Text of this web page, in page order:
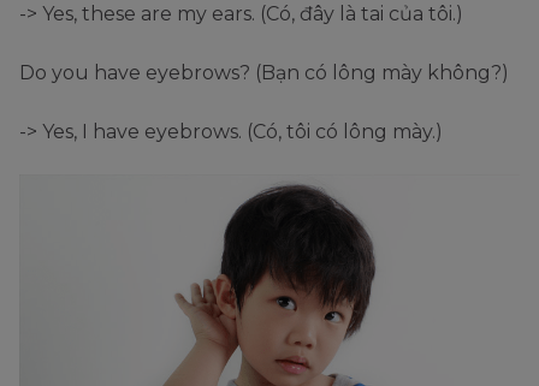
-> Yes, these are my ears. (Có, đây là tai của tôi.)
Do you have eyebrows? (Bạn có lông mày không?)
-> Yes, I have eyebrows. (Có, tôi có lông mày.)